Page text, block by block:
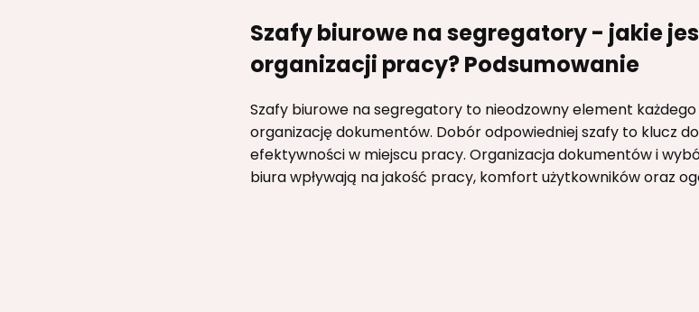
Szafy biurowe na segregatory - jakie
organizacji pracy? Podsumowanie
Szafy biurowe na segregatory to nieodzowny element
organizację dokumentów. Dobór odpowiedniej szafy to klucz
efektywności w miejscu pracy. Organizacja dokumentów i
biura wpływają na jakość pracy, komfort użytkowników oraz